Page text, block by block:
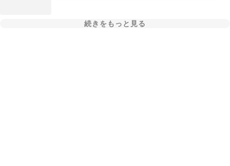
続きをもっと見る